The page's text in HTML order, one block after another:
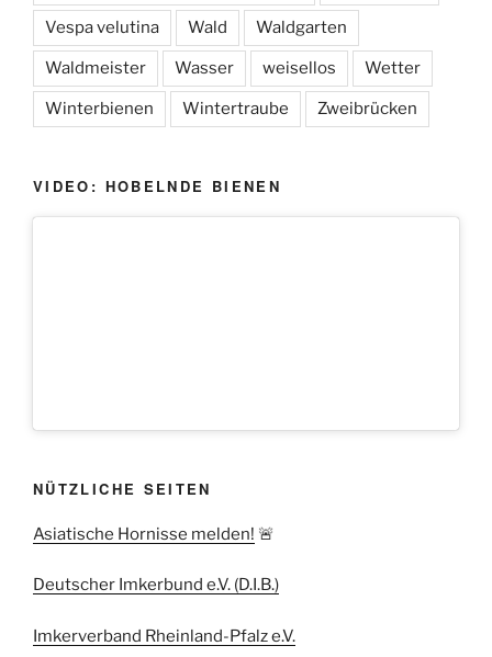
Vespa velutina Wald Waldgarten
Waldmeister Wasser weisellos Wetter
Winterbienen Wintertraube Zweibrücken
VIDEO: HOBELNDE BIENEN
NÜTZLICHE SEITEN
Asiatische Hornisse melden! 🚨
Deutscher Imkerbund e.V. (D.I.B.)
Imkerverband Rheinland-Pfalz e.V.